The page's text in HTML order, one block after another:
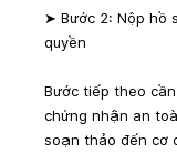
➤ Bước 2: Nộp hồ
quyền
Bước tiếp theo
chứng nhận an
soạn thảo đến cơ